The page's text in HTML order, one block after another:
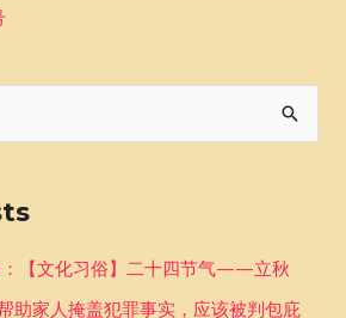
【文化习俗】二十四节气——立秋
助家人掩盖犯罪事实，应该被判包庇